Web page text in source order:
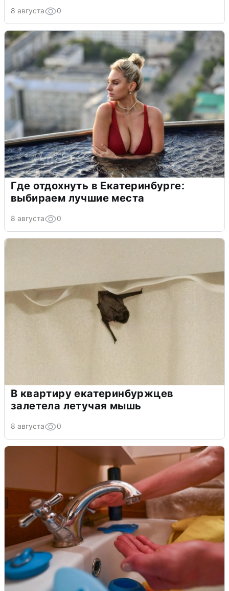
8 августа 0
Где отдохнуть в Екатеринбурге:
выбираем лучшие места
8 августа 0
В квартиру екатеринбуржцев
залетела летучая мышь
8 августа 0